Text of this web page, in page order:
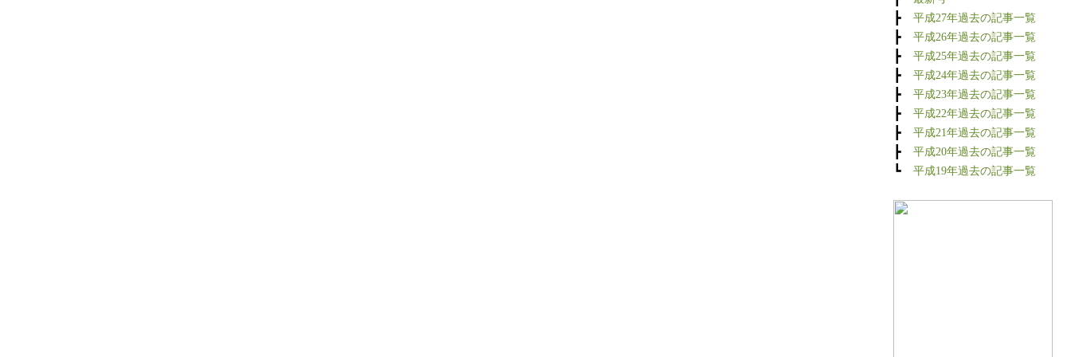
┣ 平成27年過去の記事一覧
┣ 平成26年過去の記事一覧
┣ 平成25年過去の記事一覧
┣ 平成24年過去の記事一覧
┣ 平成23年過去の記事一覧
┣ 平成22年過去の記事一覧
┣ 平成21年過去の記事一覧
┣ 平成20年過去の記事一覧
┗ 平成19年過去の記事一覧